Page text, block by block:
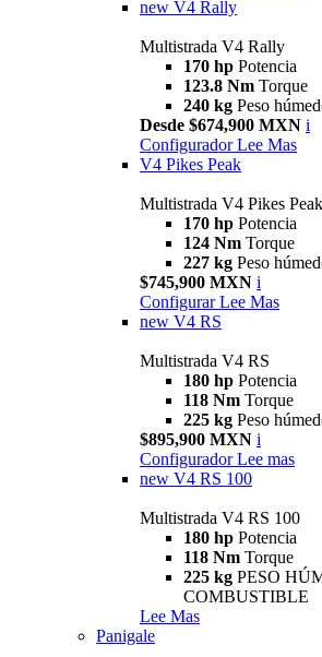
new V4 Rally
Multistrada V4 Rally
170 hp Potencia
123.8 Nm Torque
240 kg Peso
Desde $674,900 MXN i
Configurador Lee Mas
V4 Pikes Peak
Multistrada V4 Pikes Peak
170 hp Potencia
124 Nm Torque
227 kg Peso
$745,900 MXN i
Configurar Lee Mas
new V4 RS
Multistrada V4 RS
180 hp Potencia
118 Nm Torque
225 kg Peso
$895,900 MXN i
Configurador Lee mas
new V4 RS 100
Multistrada V4 RS 100
180 hp Potencia
118 Nm Torque
225 kg PESO
COMBUSTIBLE
Lee Mas
Panigale